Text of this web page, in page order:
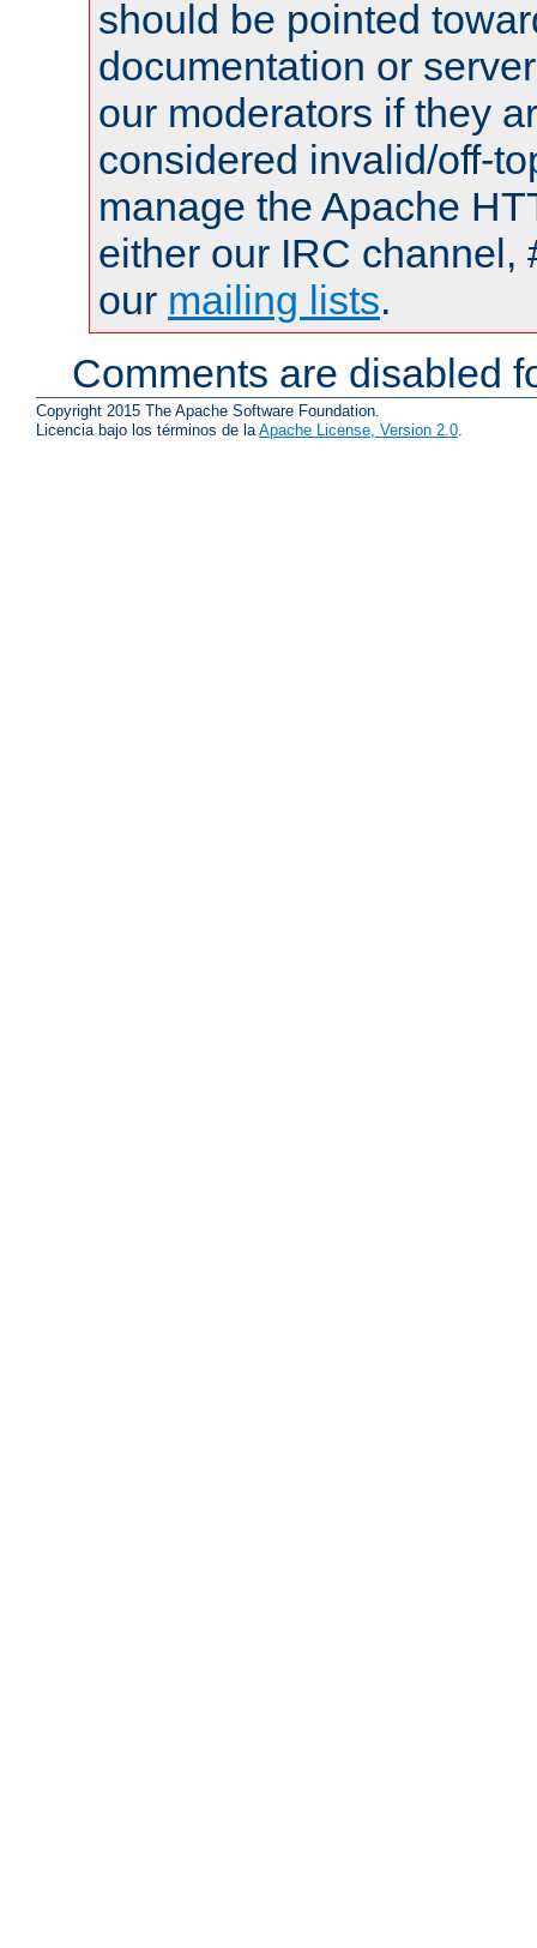
should be pointed
documentation or
our moderators if they
considered invalid/off-
manage the Apache
either our IRC channel,
our mailing lists.
Comments are disabled
Copyright 2015 The Apache Software Foundation.
Licencia bajo los términos de laApache License, Version 2.0.